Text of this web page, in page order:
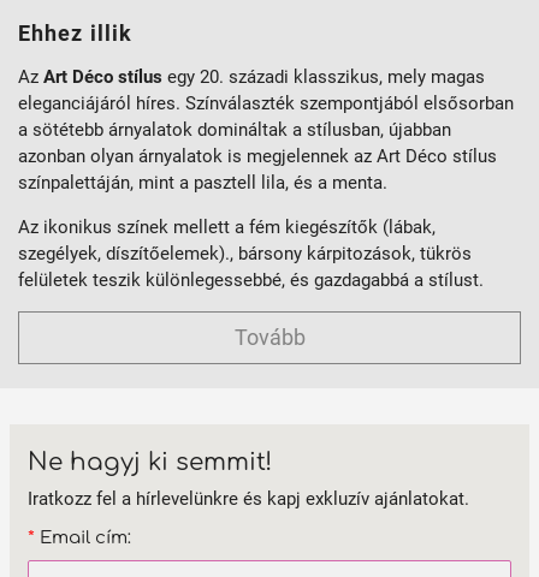
Ehhez illik
Az Art Déco stílus egy 20. századi klasszikus, mely magas
eleganciájáról híres. Színválaszték szempontjából elsősorban
a sötétebb árnyalatok domináltak a stílusban, újabban
azonban olyan árnyalatok is megjelennek az Art Déco stílus
színpalettáján, mint a pasztell lila, és a menta.
Az ikonikus színek mellett a fém kiegészítők (lábak,
szegélyek, díszítőelemek)., bársony kárpitozások, tükrös
felületek teszik különlegessebbé, és gazdagabbá a stílust.
Tovább
Ne hagyj ki semmit!
Iratkozz fel a hírlevelünkre és kapj exkluzív ajánlatokat.
* Email cím: